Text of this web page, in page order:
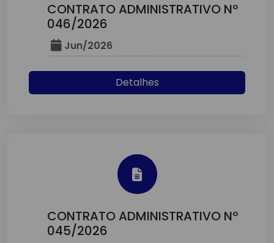
CONTRATO ADMINISTRATIVO Nº
046/2026
Jun/2026
Detalhes
CONTRATO ADMINISTRATIVO Nº
045/2026